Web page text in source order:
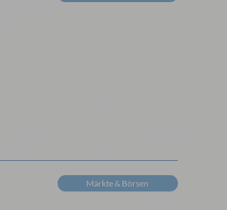
Märkte & Börsen